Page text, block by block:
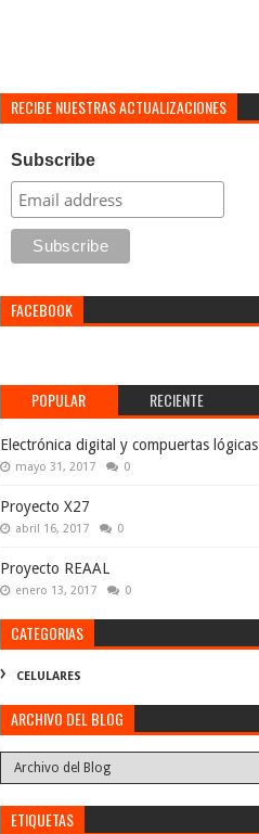
RECIBE NUESTRAS ACTUALIZACIONES
Subscribe
FACEBOOK
POPULAR RECIENTE
Electrónica digital y compuertas lógicas
mayo 31, 2017 0
Proyecto X27
abril 16, 2017 0
Proyecto REAAL
enero 13, 2017 0
CATEGORIAS
CELULARES
ARCHIVO DEL BLOG
ETIQUETAS